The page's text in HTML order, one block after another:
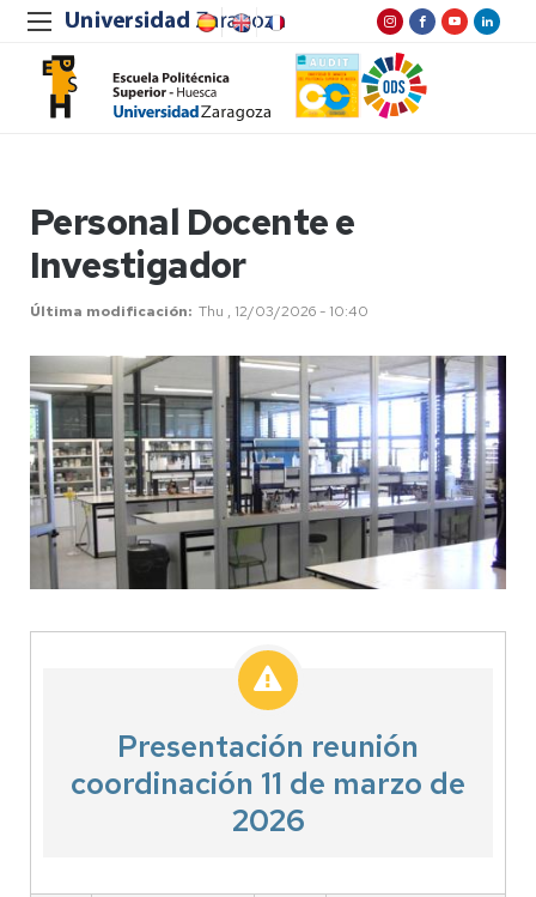
Personal Docente e
Investigador
Última modificación Thu , 12/03/2026 - 10:40
Presentación reunión
coordinación 11 de marzo de
2026